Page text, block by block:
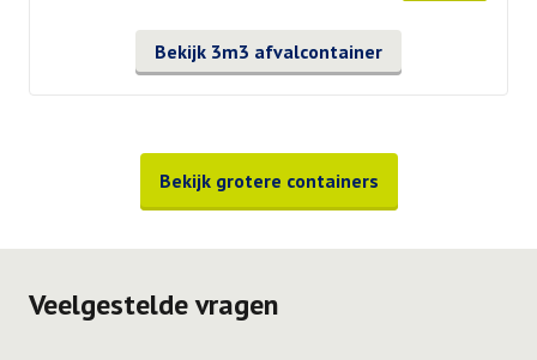
Bekijk 3m3 afvalcontainer
Bekijk grotere containers
Veelgestelde vragen